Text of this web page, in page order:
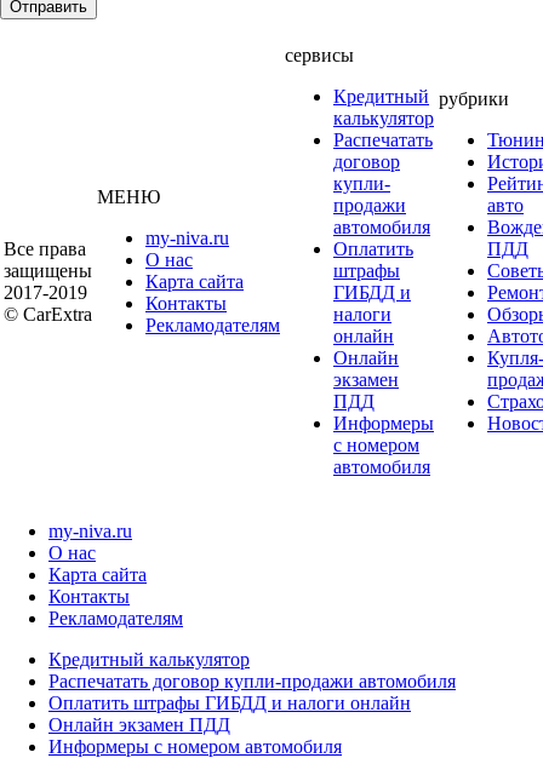
Все права
защищены
2017-2019
© CarExtra
МЕНЮ
my-niva.ru
О нас
Карта сайта
Контакты
Рекламодателям
сервисы
Кредитный
калькулятор
Распечатать
договор
купли-
продажи
автомобиля
Оплатить
штрафы
ГИБДД и
налоги
онлайн
Онлайн
экзамен
ПДД
Информеры
с номером
автомобиля
рубрики
авто
ПДД
Купля-
my-niva.ru
О нас
Карта сайта
Контакты
Рекламодателям
Кредитный калькулятор
Распечатать договор купли-продажи автомобиля
Оплатить штрафы ГИБДД и налоги онлайн
Онлайн экзамен ПДД
Информеры с номером автомобиля